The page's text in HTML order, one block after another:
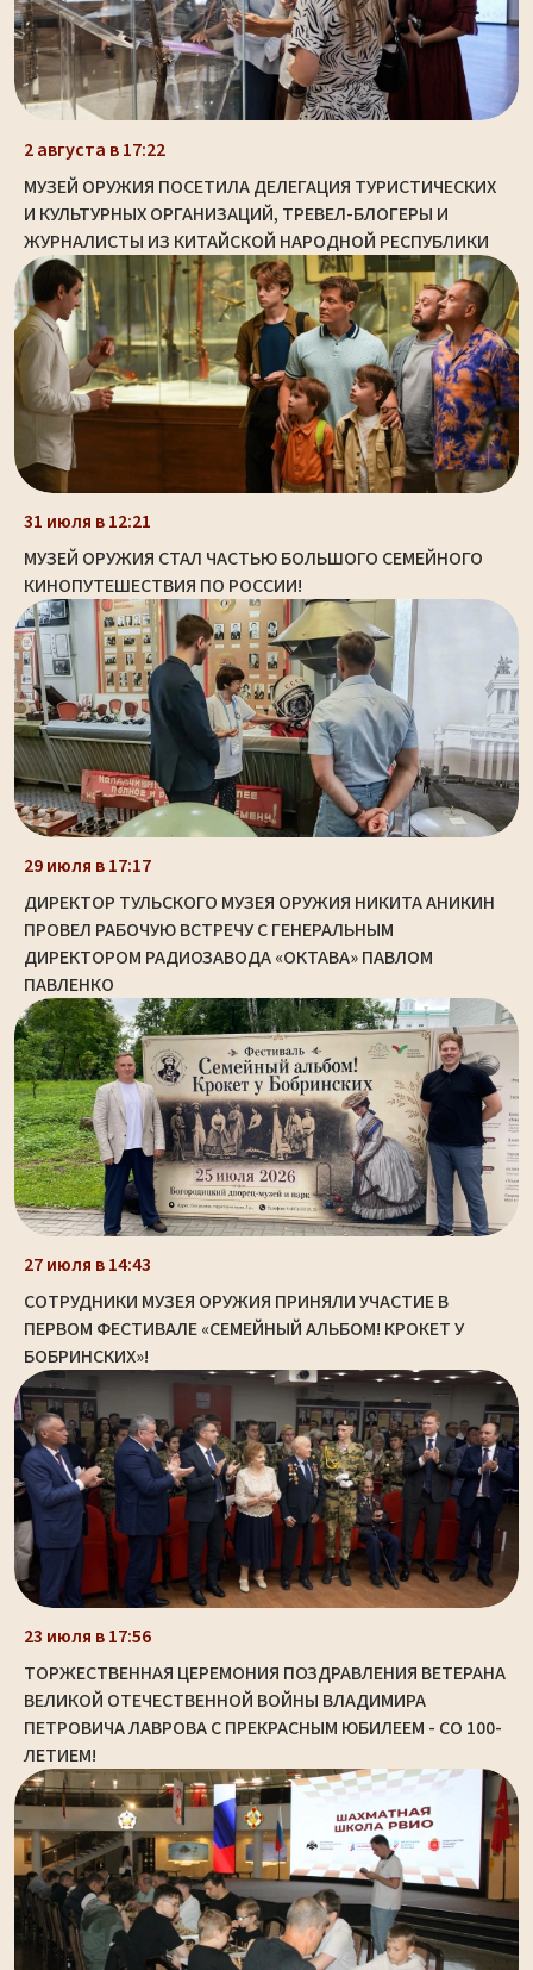
2 августа в 17:22
МУЗЕЙ ОРУЖИЯ ПОСЕТИЛА ДЕЛЕГАЦИЯ ТУРИСТИЧЕСКИХ
И КУЛЬТУРНЫХ ОРГАНИЗАЦИЙ, ТРЕВЕЛ-БЛОГЕРЫ И
ЖУРНАЛИСТЫ ИЗ КИТАЙСКОЙ НАРОДНОЙ РЕСПУБЛИКИ
31 июля в 12:21
МУЗЕЙ ОРУЖИЯ СТАЛ ЧАСТЬЮ БОЛЬШОГО СЕМЕЙНОГО
КИНОПУТЕШЕСТВИЯ ПО РОССИИ!
29 июля в 17:17
ДИРЕКТОР ТУЛЬСКОГО МУЗЕЯ ОРУЖИЯ НИКИТА АНИКИН
ПРОВЕЛ РАБОЧУЮ ВСТРЕЧУ С ГЕНЕРАЛЬНЫМ
ДИРЕКТОРОМ РАДИОЗАВОДА «ОКТАВА» ПАВЛОМ
ПАВЛЕНКО
27 июля в 14:43
СОТРУДНИКИ МУЗЕЯ ОРУЖИЯ ПРИНЯЛИ УЧАСТИЕ В
ПЕРВОМ ФЕСТИВАЛЕ «СЕМЕЙНЫЙ АЛЬБОМ! КРОКЕТ У
БОБРИНСКИХ»!
23 июля в 17:56
ТОРЖЕСТВЕННАЯ ЦЕРЕМОНИЯ ПОЗДРАВЛЕНИЯ ВЕТЕРАНА
ВЕЛИКОЙ ОТЕЧЕСТВЕННОЙ ВОЙНЫ ВЛАДИМИРА
ПЕТРОВИЧА ЛАВРОВА С ПРЕКРАСНЫМ ЮБИЛЕЕМ - СО 100-
ЛЕТИЕМ!